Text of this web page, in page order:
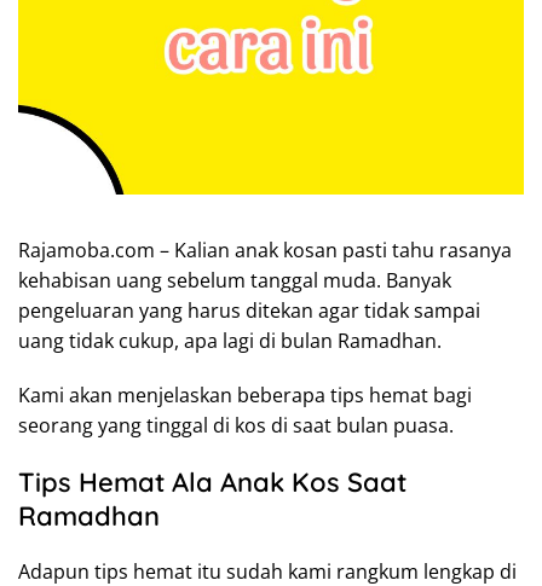
Rajamoba.com – Kalian anak kosan pasti tahu rasanya
kehabisan uang sebelum tanggal muda. Banyak
pengeluaran yang harus ditekan agar tidak sampai
uang tidak cukup, apa lagi di bulan Ramadhan.
Kami akan menjelaskan beberapa tips hemat bagi
seorang yang tinggal di kos di saat bulan puasa.
Tips Hemat Ala Anak Kos Saat
Ramadhan
Adapun tips hemat itu sudah kami rangkum lengkap di